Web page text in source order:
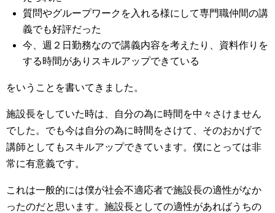
質問やグループワークを入れる様にして専門職仲間の講
義でも好評だった
今、週２日勤務なので講義内容を考えたり、資料作りを
する時間がありスキルアップできている
をいうことを書いてきました。
施設長をしていた時は、自分の為に時間を中々さけません
でした。でも今は自分の為に時間をさけて、そのおかげで
講師としてもスキルアップできています。僕にとっては非
常に有意義です。
これは一般的には僕が社会不適応者で施設長の適性がなか
ったのだと思います。施設長としての適性があればうちの